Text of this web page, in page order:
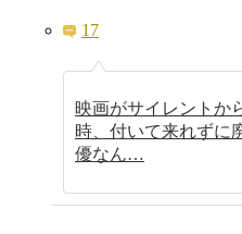
17
映画がサイレントか
時、付いて来れずに
優なん…